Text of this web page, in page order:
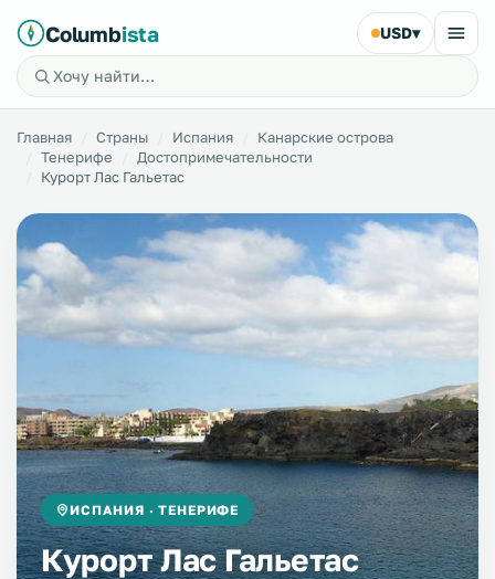
Columbista USD▾
Главная Страны Испания
Канарские острова
Тенерифе
Достопримечательности
Курорт Лас Гальетас
ИСПАНИЯ · ТЕНЕРИФЕ
Курорт Лас Гальетас